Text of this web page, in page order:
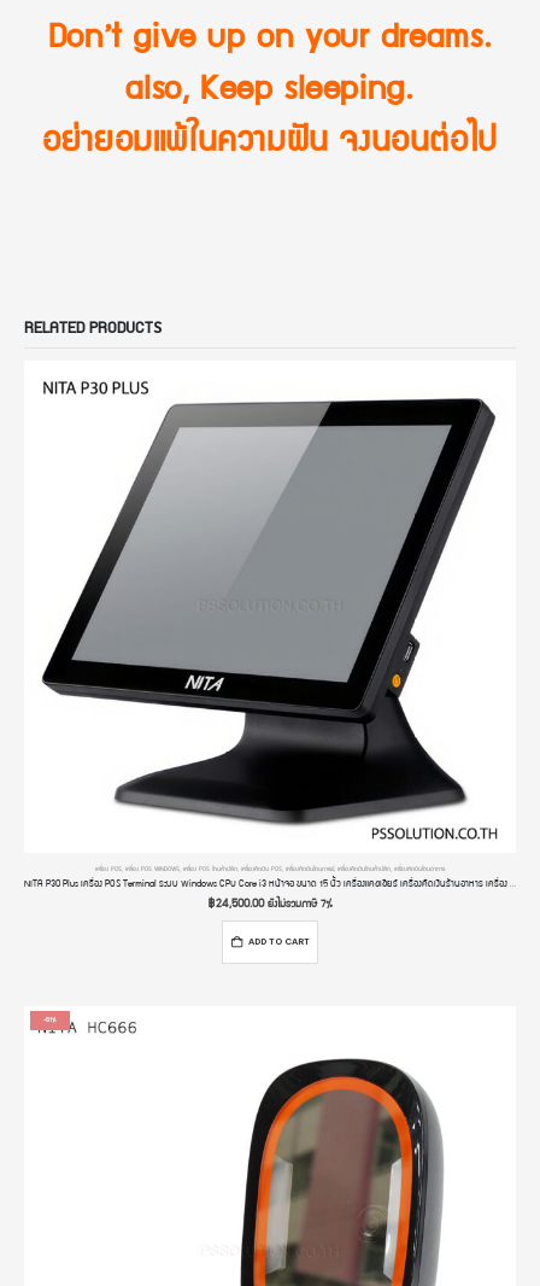
Don’t give up on your dreams.
also, Keep sleeping.
อย่ายอมแพ้ในความฝัน จงนอนต่อไป
RELATED PRODUCTS
เครื่อง POS เครื่อง POS WINDOWS เครื่อง POS ร้านค้าปลีก เครื่องคิดเงิน POS เครื่องคิดเงินร้านกาแฟ เครื่องคิดเงินร้านค้าปลีก เครื่องคิดเงินร้านอาหาร
NITA P30 Plus เครื่อง POS Terminal ระบบ Windows CPU Core i3 หน้าจอ ขนาด 15 นิ้ว เครื่องแคชเชียร์ เครื่องคิดเงินร้านอาหาร เครื่อง POS All In One
฿24,500.00ยังไม่รวมภาษี 7%
ADD TO CART
-51%